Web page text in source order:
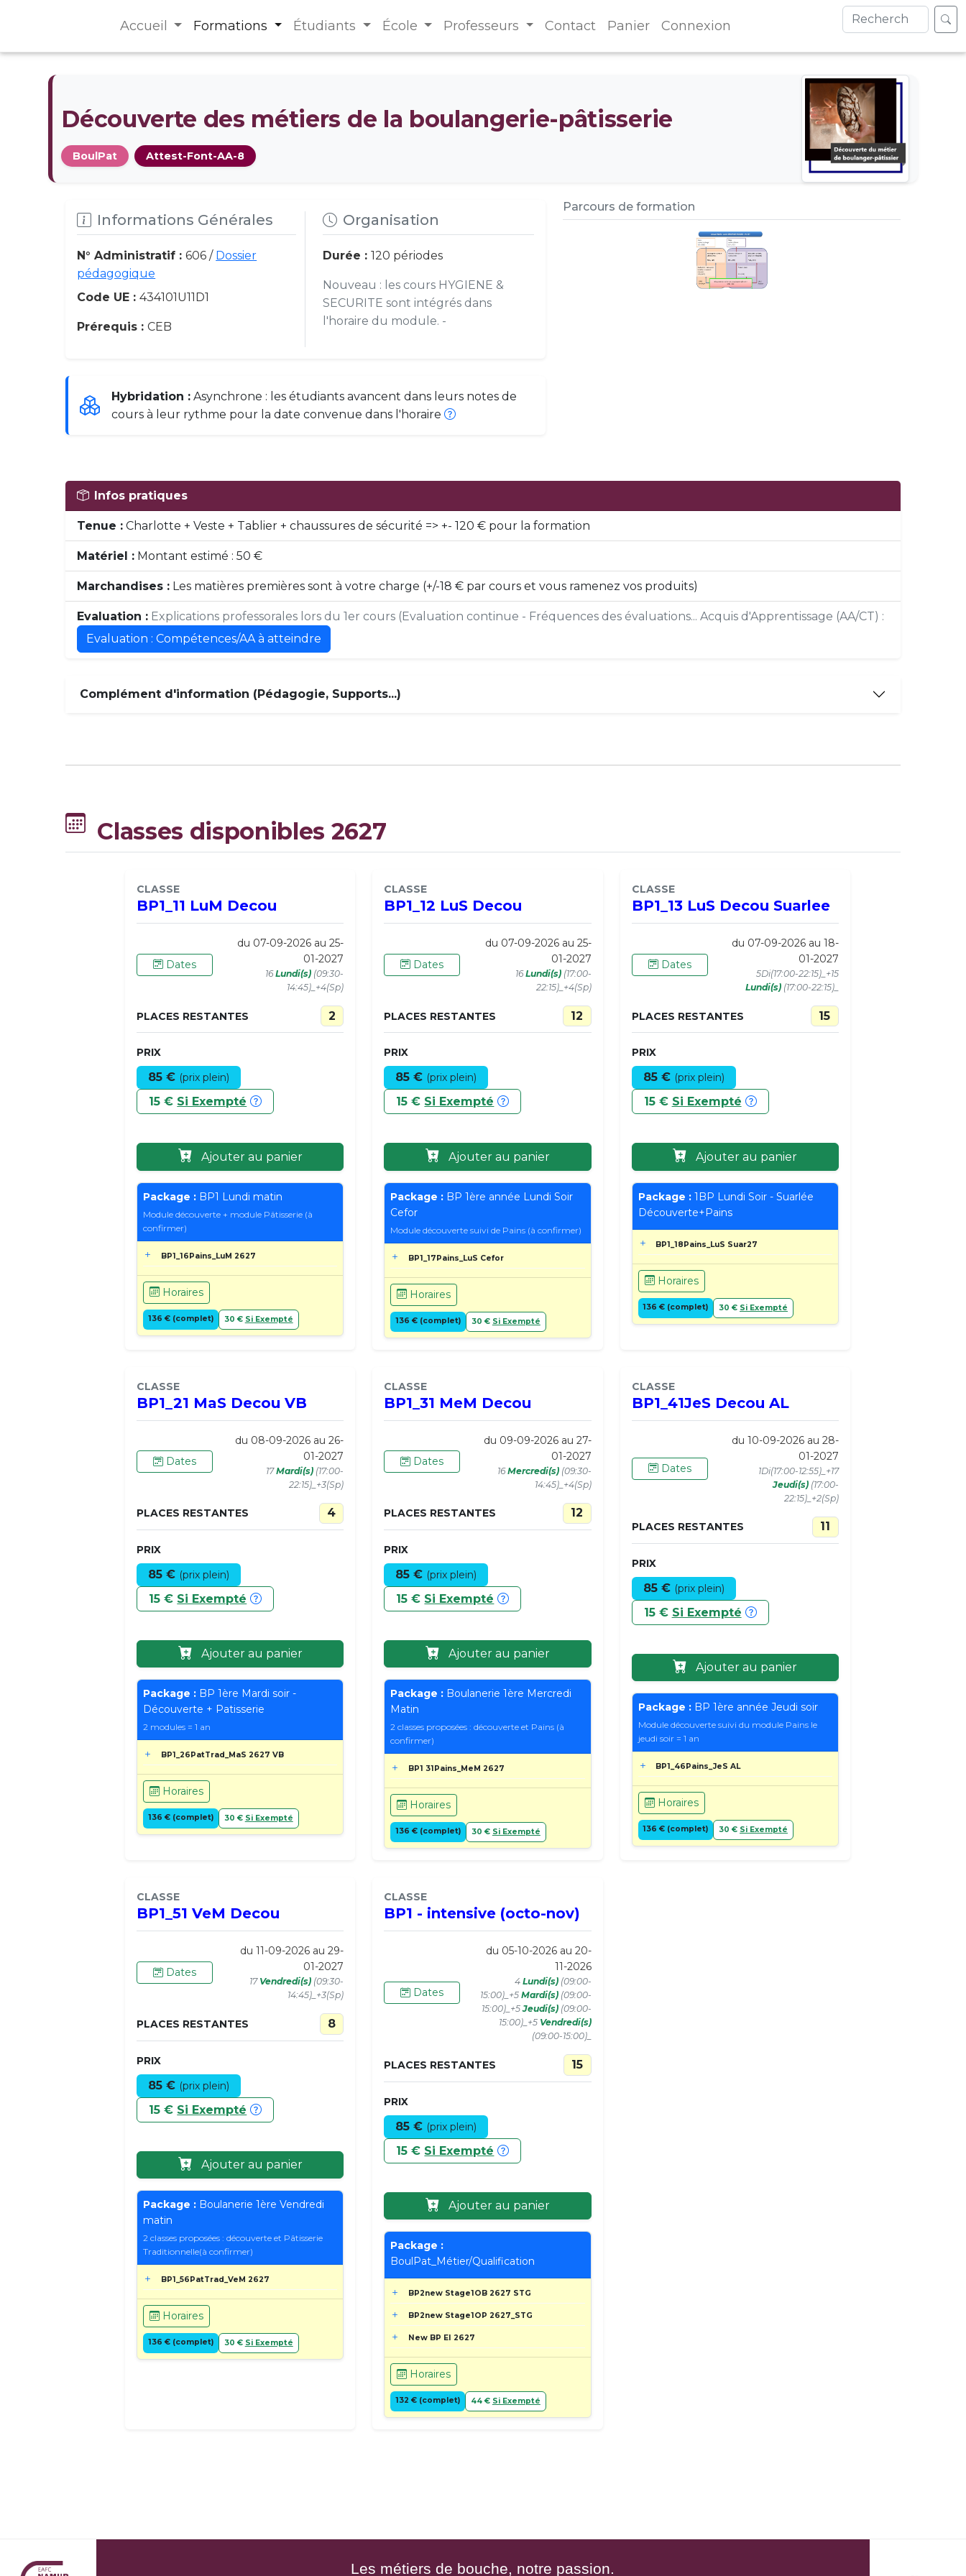
Accueil Formations Étudiants École Professeurs Contact Panier Connexion
Découverte des métiers de la boulangerie-pâtisserie
BoulPat Attest-Font-AA-8
Informations Générales
N° Administratif :606 / Dossier
pédagogique
Code UE :434101U11D1
Prérequis :CEB
Organisation
Durée : 120 périodes
Nouveau : les cours HYGIENE &
SECURITE sont intégrés dans
l'horaire du module. -
Hybridation : Asynchrone : les étudiants avancent dans leurs notes de
cours à leur rythme pour la date convenue dans l'horaire
Parcours de formation
Infos pratiques
Tenue : Charlotte + Veste + Tablier + chaussures de sécurité => +- 120 € pour la formation
Matériel : Montant estimé : 50 €
Marchandises : Les matières premières sont à votre charge (+/-18 € par cours et vous ramenez vos produits)
Evaluation : Explications professorales lors du 1er cours (Evaluation continue - Fréquences des évaluations... Acquis d'Apprentissage (AA/CT) :
Evaluation : Compétences/AA à atteindre
Complément d'information (Pédagogie, Supports...)
Classes disponibles 2627
CLASSE
BP1_11 LuM Decou
Dates
du 07-09-2026 au 25-
01-2027
16Lundi(s) (09:30-
14:45)_+4(Sp)
PLACES RESTANTES 2
PRIX
85 € (prix plein)
15 € Si Exempté
Ajouter au panier
Package : BP1 Lundi matin
Module découverte + module Pâtisserie (à
confirmer)
BP1_16Pains_LuM 2627
Horaires
136 € (complet) 30 € Si Exempté
CLASSE
BP1_12 LuS Decou
Dates
du 07-09-2026 au 25-
01-2027
16Lundi(s)(17:00-
22:15)_+4(Sp)
PLACES RESTANTES 12
PRIX
85 € (prix plein)
15 € Si Exempté
Ajouter au panier
Package : BP 1ère année Lundi Soir
Cefor
Module découverte suivi de Pains (à confirmer)
BP1_17Pains_LuS Cefor
Horaires
136 € (complet) 30 € Si Exempté
CLASSE
BP1_13 LuS Decou Suarlee
Dates
du 07-09-2026 au 18-
01-2027
5Di(17:00-22:15)_+15
Lundi(s)(17:00-22:15)_
PLACES RESTANTES 15
PRIX
85 € (prix plein)
15 € Si Exempté
Ajouter au panier
Package :1BP Lundi Soir - Suarlée
Découverte+Pains
BP1_18Pains_LuS Suar27
Horaires
136 € (complet) 30 € Si Exempté
CLASSE
BP1_21 MaS Decou VB
Dates
du 08-09-2026 au 26-
01-2027
17Mardi(s) (17:00-
22:15)_+3(Sp)
PLACES RESTANTES 4
PRIX
85 € (prix plein)
15 € Si Exempté
Ajouter au panier
Package : BP 1ère Mardi soir -
Découverte + Patisserie
2 modules = 1 an
BP1_26PatTrad_MaS 2627 VB
Horaires
136 € (complet) 30 € Si Exempté
CLASSE
BP1_31 MeM Decou
Dates
du 09-09-2026 au 27-
01-2027
16Mercredi(s)(09:30-
14:45)_+4(Sp)
PLACES RESTANTES 12
PRIX
85 € (prix plein)
15 € Si Exempté
Ajouter au panier
Package : Boulanerie 1ère Mercredi
Matin
2 classes proposées : découverte et Pains (à
confirmer)
BP1 31Pains_MeM 2627
Horaires
136 € (complet) 30 € Si Exempté
CLASSE
BP1_41JeS Decou AL
Dates
du 10-09-2026 au 28-
01-2027
1Di(17:00-12:55)_+17
Jeudi(s)(17:00-
22:15)_+2(Sp)
PLACES RESTANTES 11
PRIX
85 € (prix plein)
15 € Si Exempté
Ajouter au panier
Package :BP 1ère année Jeudi soir
Module découverte suivi du module Pains le
jeudi soir = 1 an
BP1_46Pains_JeS AL
Horaires
136 € (complet) 30 € Si Exempté
CLASSE
BP1_51 VeM Decou
Dates
du 11-09-2026 au 29-
01-2027
17 Vendredi(s) (09:30-
14:45)_+3(Sp)
PLACES RESTANTES 8
PRIX
85 € (prix plein)
15 € Si Exempté
Ajouter au panier
Package : Boulanerie 1ère Vendredi
matin
2 classes proposées : découverte et Pâtisserie
Traditionnelle(à confirmer)
BP1_56PatTrad_VeM 2627
Horaires
136 € (complet) 30 € Si Exempté
CLASSE
BP1 - intensive (octo-nov)
Dates
du 05-10-2026 au 20-
11-2026
4 Lundi(s)(09:00-
15:00)_+5 Mardi(s)(09:00-
15:00)_+5Jeudi(s)(09:00-
15:00)_+5 Vendredi(s)
(09:00-15:00)_
PLACES RESTANTES 15
PRIX
85 € (prix plein)
15 € Si Exempté
Ajouter au panier
Package :
BoulPat_Métier/Qualification
BP2new Stage1OB 2627 STG
BP2new Stage1OP 2627_STG
New BP EI 2627
Horaires
132 € (complet) 44 € Si Exempté
Les métiers de bouche, notre passion.